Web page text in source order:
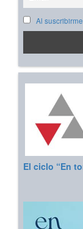
Al
El ciclo “En